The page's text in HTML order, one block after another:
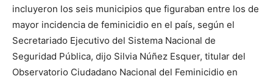
incluyeron los seis municipios que figuraban entre los de
mayor incidencia de feminicidio en el país, según el
Secretariado Ejecutivo del Sistema Nacional de
Seguridad Pública, dijo Silvia Núñez Esquer, titular del
Observatorio Ciudadano Nacional del Feminicidio en